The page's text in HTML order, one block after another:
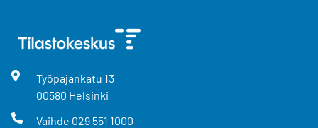
Työpajankatu 13
00580 Helsinki
Vaihde 029 551 1000